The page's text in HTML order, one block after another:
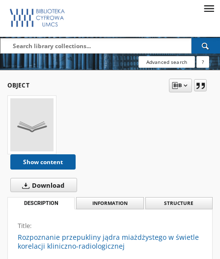
Advanced search ?
OBJECT
Show content
Download
DESCRIPTION INFORMATION STRUCTURE
Title:
Rozpoznanie przepukliny jądra miażdżystego w świetle
korelacji kliniczno-radiologicznej